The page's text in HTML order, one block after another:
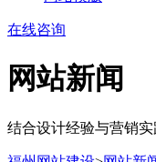
在线咨询
网站新闻
结合设计经验与营销